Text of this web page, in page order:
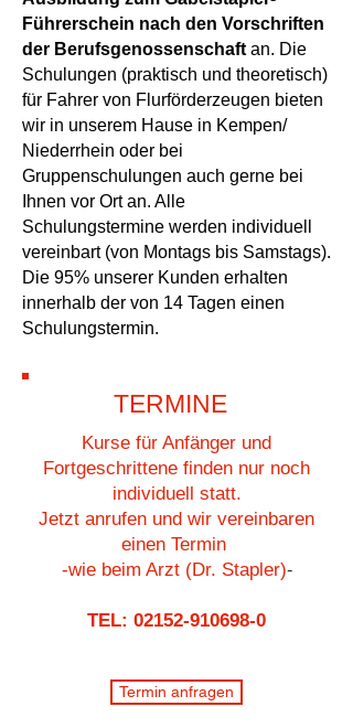
Führerschein nach den Vorschriften
der Berufsgenossenschaft an. Die
Schulungen (praktisch und theoretisch)
für Fahrer von Flurförderzeugen bieten
wir in unserem Hause in Kempen/
Niederrhein oder bei
Gruppenschulungen auch gerne bei
Ihnen vor Ort an. Alle
Schulungstermine werden individuell
vereinbart (von Montags bis Samstags).
Die 95% unserer Kunden erhalten
innerhalb der von 14 Tagen einen
Schulungstermin.
TERMINE
Kurse für Anfänger und
Fortgeschrittene finden nur noch
individuell statt.
Jetzt anrufen und wir vereinbaren
einen Termin
-wie beim Arzt (Dr. Stapler)-
TEL: 02152-910698-0
Termin anfragen